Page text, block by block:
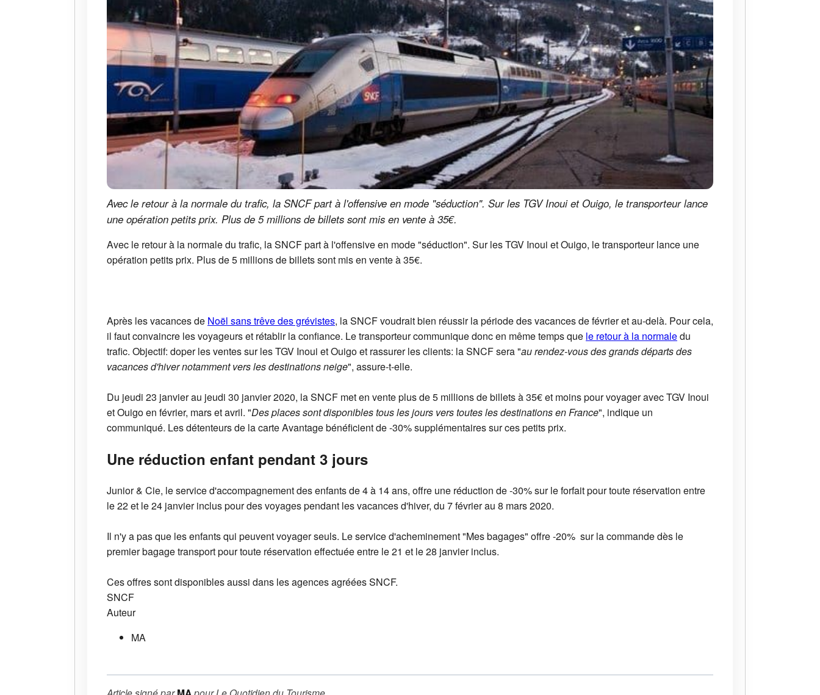
Avec le retour à la normale du trafic, la SNCF part à l'offensive en mode "séduction". Sur les TGV Inoui et Ouigo, le transporteur lance
une opération petits prix. Plus de 5 millions de billets sont mis en vente à 35€.
Avec le retour à la normale du trafic, la SNCF part à l'offensive en mode "séduction". Sur les TGV Inoui et Ouigo, le transporteur lance une
opération petits prix. Plus de 5 millions de billets sont mis en vente à 35€.
Après les vacances de Noël sans trêve des grévistes, la SNCF voudrait bien réussir la période des vacances de février et au-delà. Pour cela,
il faut convaincre les voyageurs et rétablir la confiance. Le transporteur communique donc en même temps que le retour à la normaledu
trafic. Objectif: doper les ventes sur les TGV Inoui et Ouigo et rassurer les clients: la SNCF sera "au rendez-vous des grands départs des
vacances d'hiver notamment vers les destinations neige", assure-t-elle.
Du jeudi 23 janvier au jeudi 30 janvier 2020, la SNCF met en vente plus de 5 millions de billets à 35€ et moins pour voyager avec TGV Inoui
et Ouigo en février, mars et avril. "Des places sont disponibles tous les jours vers toutes les destinations en France", indique un
communiqué. Les détenteurs de la carte Avantage bénéficient de -30% supplémentaires sur ces petits prix.
Une réduction enfant pendant 3 jours
Junior & Cie, le service d'accompagnement des enfants de 4 à 14 ans, offre une réduction de -30% sur le forfait pour toute réservation entre
le 22 et le 24 janvier inclus pour des voyages pendant les vacances d'hiver, du 7 février au 8 mars 2020.
Il n'y a pas que les enfants qui peuvent voyager seuls. Le service d'acheminement "Mes bagages" offre -20% sur la commande dès le
premier bagage transport pour toute réservation effectuée entre le 21 et le 28 janvier inclus.
Ces offres sont disponibles aussi dans les agences agréées SNCF.
SNCF
Auteur
MA